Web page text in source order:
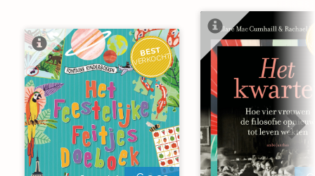
BEST
VERKOCHT